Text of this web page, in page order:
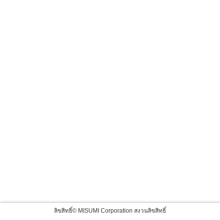
ลิขสิทธิ์© MISUMI Corporation สงวนลิขสิทธิ์